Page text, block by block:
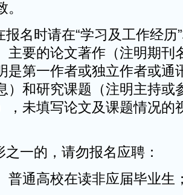
报名时请在“学习及工作经历
主要的论文著作（注明期刊
是第一作者或独立作者或通
）和研究课题（注明主持或
，未填写论文及课题情况的
之一的，请勿报名应聘：
通高校在读非应届毕业生